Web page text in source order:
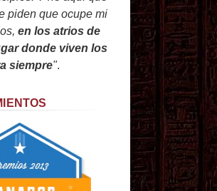
piden que ocupe mi
en los atrios de
donde viven los
siempre".